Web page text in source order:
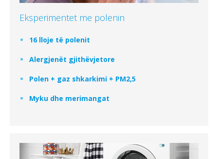
Eksperimentet me polenin
16 lloje të polenit
Alergjenët gjithëvjetore
Polen + gaz shkarkimi + PM2,5
Myku dhe merimangat